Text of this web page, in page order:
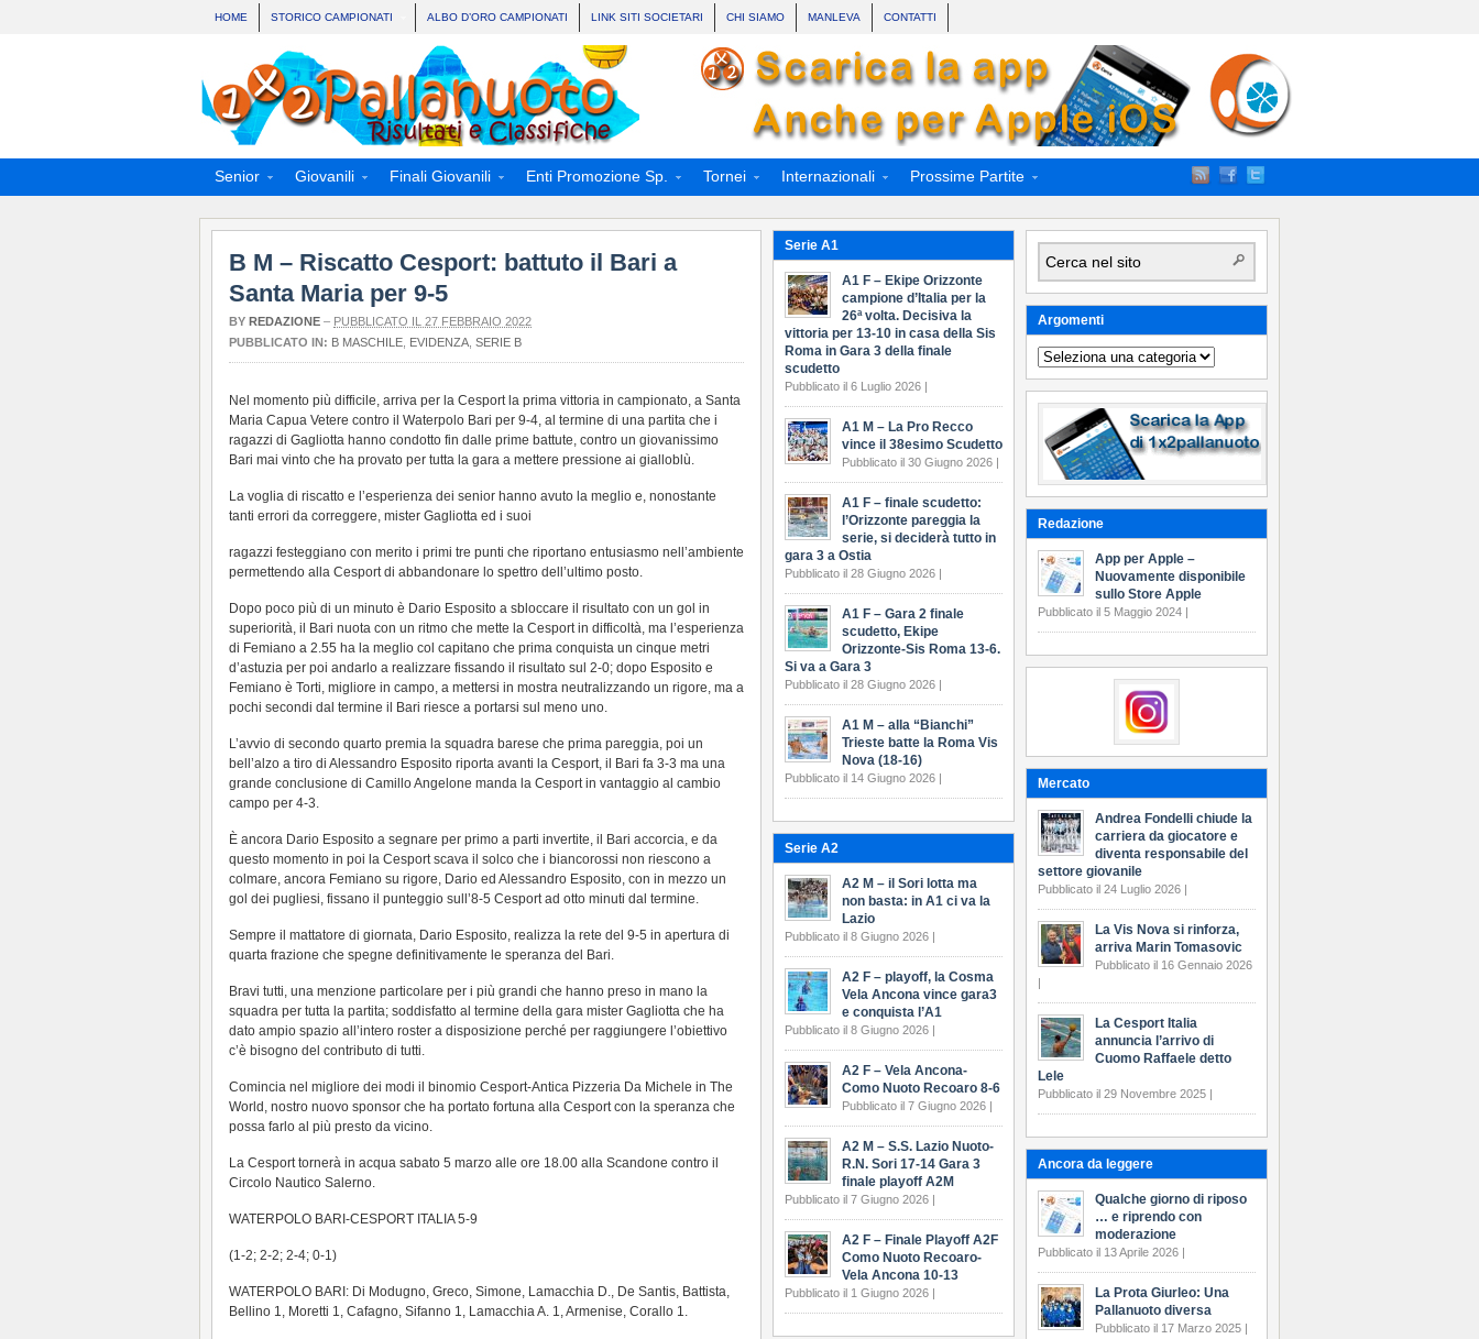
HOME STORICO CAMPIONATI ALBO D’ORO CAMPIONATI LINK SITI SOCIETARI CHI SIAMO MANLEVA CONTATTI
Senior Giovanili Finali Giovanili Enti Promozione Sp. Tornei Internazionali Prossime Partite
B M – Riscatto Cesport: battuto il Bari a
Santa Maria per 9-5
BY REDAZIONE – PUBBLICATO IL 27 FEBBRAIO 2022
PUBBLICATO IN: B MASCHILE EVIDENZA SERIE B
Nel momento più difficile, arriva per la Cesport la prima vittoria in campionato, a Santa
Maria Capua Vetere contro il Waterpolo Bari per 9-4, al termine di una partita che i
ragazzi di Gagliotta hanno condotto fin dalle prime battute, contro un giovanissimo
Bari mai vinto che ha provato per tutta la gara a mettere pressione ai gialloblù.
La voglia di riscatto e l’esperienza dei senior hanno avuto la meglio e, nonostante
tanti errori da correggere, mister Gagliotta ed i suoi
ragazzi festeggiano con merito i primi tre punti che riportano entusiasmo nell’ambiente
permettendo alla Cesport di abbandonare lo spettro dell’ultimo posto.
Dopo poco più di un minuto è Dario Esposito a sbloccare il risultato con un gol in
superiorità, il Bari nuota con un ritmo che mette la Cesport in difficoltà, ma l’esperienza
di Femiano a 2.55 ha la meglio col capitano che prima conquista un cinque metri
d’astuzia per poi andarlo a realizzare fissando il risultato sul 2-0; dopo Esposito e
Femiano è Torti, migliore in campo, a mettersi in mostra neutralizzando un rigore, ma a
pochi secondi dal termine il Bari riesce a portarsi sul meno uno.
L’avvio di secondo quarto premia la squadra barese che prima pareggia, poi un
bell’alzo a tiro di Alessandro Esposito riporta avanti la Cesport, il Bari fa 3-3 ma una
grande conclusione di Camillo Angelone manda la Cesport in vantaggio al cambio
campo per 4-3.
È ancora Dario Esposito a segnare per primo a parti invertite, il Bari accorcia, e da
questo momento in poi la Cesport scava il solco che i biancorossi non riescono a
colmare, ancora Femiano su rigore, Dario ed Alessandro Esposito, con in mezzo un
gol dei pugliesi, fissano il punteggio sull’8-5 Cesport ad otto minuti dal termine.
Sempre il mattatore di giornata, Dario Esposito, realizza la rete del 9-5 in apertura di
quarta frazione che spegne definitivamente le speranza del Bari.
Bravi tutti, una menzione particolare per i più grandi che hanno preso in mano la
squadra per tutta la partita; soddisfatto al termine della gara mister Gagliotta che ha
dato ampio spazio all’intero roster a disposizione perché per raggiungere l’obiettivo
c’è bisogno del contributo di tutti.
Comincia nel migliore dei modi il binomio Cesport-Antica Pizzeria Da Michele in The
World, nostro nuovo sponsor che ha portato fortuna alla Cesport con la speranza che
possa farlo al più presto da vicino.
La Cesport tornerà in acqua sabato 5 marzo alle ore 18.00 alla Scandone contro il
Circolo Nautico Salerno.
WATERPOLO BARI-CESPORT ITALIA 5-9
(1-2; 2-2; 2-4; 0-1)
WATERPOLO BARI: Di Modugno, Greco, Simone, Lamacchia D., De Santis, Battista,
Bellino 1, Moretti 1, Cafagno, Sifanno 1, Lamacchia A. 1, Armenise, Corallo 1.
Argomenti
Argomenti
Redazione
App per Apple –
Nuovamente disponibile
sullo Store Apple
Pubblicato il 5 Maggio 2024 |
Mercato
Andrea Fondelli chiude la
carriera da giocatore e
diventa responsabile del
settore giovanile
Pubblicato il 24 Luglio 2026 |
La Vis Nova si rinforza,
arriva Marin Tomasovic
Pubblicato il 16 Gennaio 2026
|
La Cesport Italia
annuncia l’arrivo di
Cuomo Raffaele detto
Lele
Pubblicato il 29 Novembre 2025 |
Ancora da leggere
Qualche giorno di riposo
… e riprendo con
moderazione
Pubblicato il 13 Aprile 2026 |
La Prota Giurleo: Una
Pallanuoto diversa
Pubblicato il 17 Marzo 2025 |
Serie A1
A1 F – Ekipe Orizzonte
campione d’Italia per la
26ª volta. Decisiva la
vittoria per 13-10 in casa della Sis
Roma in Gara 3 della finale
scudetto
Pubblicato il 6 Luglio 2026 |
A1 M – La Pro Recco
vince il 38esimo Scudetto
Pubblicato il 30 Giugno 2026 |
A1 F – finale scudetto:
l’Orizzonte pareggia la
serie, si deciderà tutto in
gara 3 a Ostia
Pubblicato il 28 Giugno 2026 |
A1 F – Gara 2 finale
scudetto, Ekipe
Orizzonte-Sis Roma 13-6.
Si va a Gara 3
Pubblicato il 28 Giugno 2026 |
A1 M – alla “Bianchi”
Trieste batte la Roma Vis
Nova (18-16)
Pubblicato il 14 Giugno 2026 |
Serie A2
A2 M – il Sori lotta ma
non basta: in A1 ci va la
Lazio
Pubblicato il 8 Giugno 2026 |
A2 F – playoff, la Cosma
Vela Ancona vince gara3
e conquista l’A1
Pubblicato il 8 Giugno 2026 |
A2 F – Vela Ancona-
Como Nuoto Recoaro 8-6
Pubblicato il 7 Giugno 2026 |
A2 M – S.S. Lazio Nuoto-
R.N. Sori 17-14 Gara 3
finale playoff A2M
Pubblicato il 7 Giugno 2026 |
A2 F – Finale Playoff A2F
Como Nuoto Recoaro-
Vela Ancona 10-13
Pubblicato il 1 Giugno 2026 |